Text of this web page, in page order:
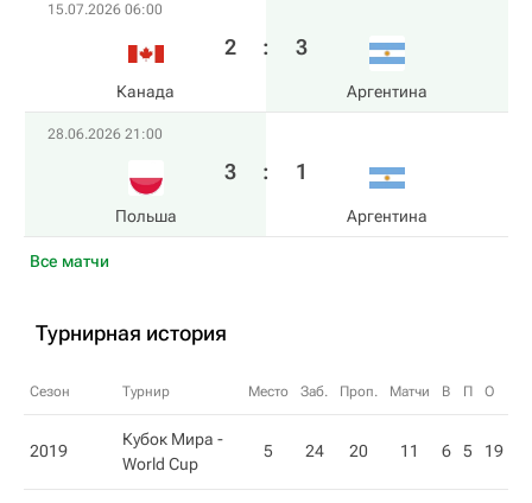
Все матчи
15.07.2026 06:00
Канада
2 : 3
Аргентина
28.06.2026 21:00
Польша
3 : 1
Аргентина
Турнирная история
Сезон Турнир Место Заб. Проп. Матчи В П О
2019
Кубок Мира -
World Cup
5 24 20 11 6 5 19